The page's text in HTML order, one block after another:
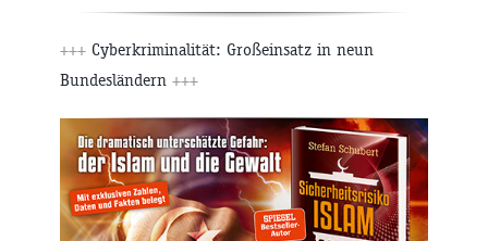
+++ Cyberkriminalität: Großeinsatz in neun
Bundesländern +++